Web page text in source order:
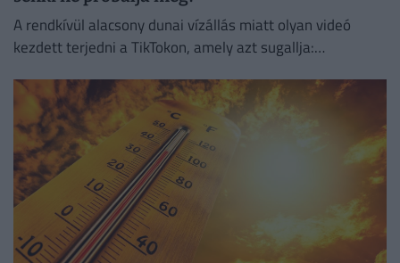
A rendkívül alacsony dunai vízállás miatt olyan videó
kezdett terjedni a TikTokon, amely azt sugallja: